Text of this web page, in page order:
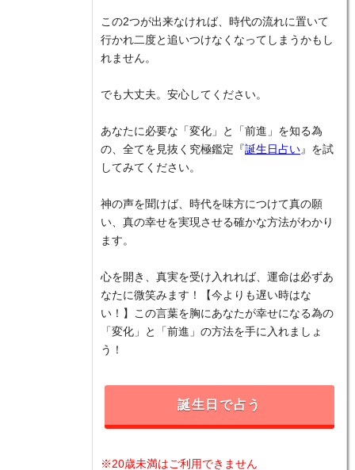
この2つが出来なければ、時代の流れに置いて
行かれ二度と追いつけなくなってしまうかもし
れません。
でも大丈夫。安心してください。
あなたに必要な「変化」と「前進」を知る為
の、全てを見抜く究極鑑定『誕生日占い 』を試
してみてください。
神の声を聞けば、時代を味方につけて真の願
い、真の幸せを実現させる確かな方法がわかり
ます。
心を開き、真実を受け入れれば、運命は必ずあ
なたに微笑みます！【今よりも遅い時はな
い！】この言葉を胸にあなたが幸せになる為の
「変化」と「前進」の方法を手に入れましょ
う！
誕生日で占う
※20歳未満はご利用できません